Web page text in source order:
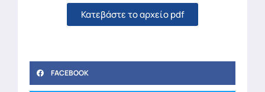
Κατεβάστε το αρχείο pdf
FACEBOOK